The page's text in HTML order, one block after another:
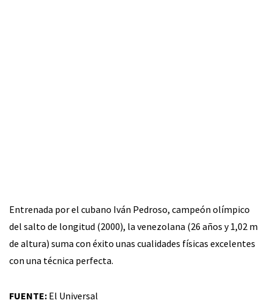
Entrenada por el cubano Iván Pedroso, campeón olímpico
del salto de longitud (2000), la venezolana (26 años y 1,02 m
de altura) suma con éxito unas cualidades físicas excelentes
con una técnica perfecta.
FUENTE: El Universal